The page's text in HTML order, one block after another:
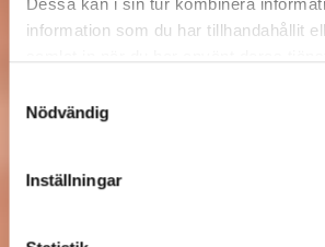
Dessa kan i sin tur kombinera
information som du har tillhandahållit
Nödvändig
Inställningar